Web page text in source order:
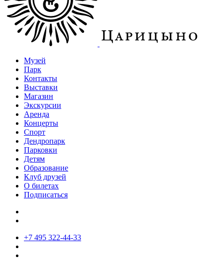
Музей
Парк
Контакты
Выставки
Магазин
Экскурсии
Аренда
Концерты
Спорт
Дендропарк
Парковки
Детям
Образование
Клуб друзей
О билетах
Подписаться
+7 495 322-44-33